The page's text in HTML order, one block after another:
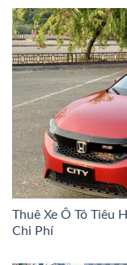
Thuê Xe Ô Tô Tiêu
Chi Phí